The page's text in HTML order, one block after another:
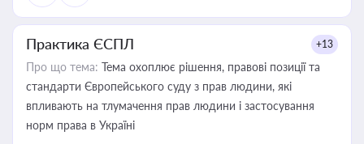
Практика ЄСПЛ +13
Про що тема: Тема охоплює рішення, правові позиції та
стандарти Європейського суду з прав людини, які
впливають на тлумачення прав людини і застосування
норм права в Україні